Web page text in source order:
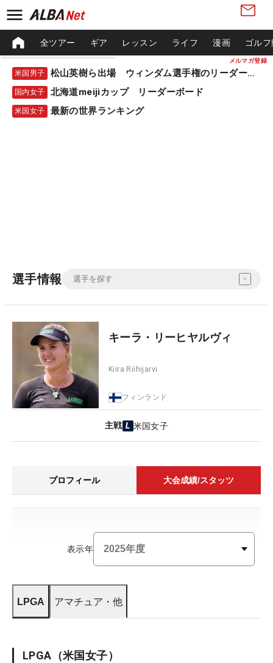
メルマガ登録
全ツアー ギア レッスン ライフ 漫画 ゴル
米国男子 松山英樹ら出場 ウィンダム選手権のリーダーボード
国内女子 北海道meijiカップ リーダーボード
米国女子 最新の世界ランキング
選手情報
キーラ・リーヒヤルヴィ
Kiira Riihijarvi
フィンランド
主戦 米国女子
プロフィール 大会成績/スタッツ
表示年
LPGA アマチュア・他
LPGA （米国女子）